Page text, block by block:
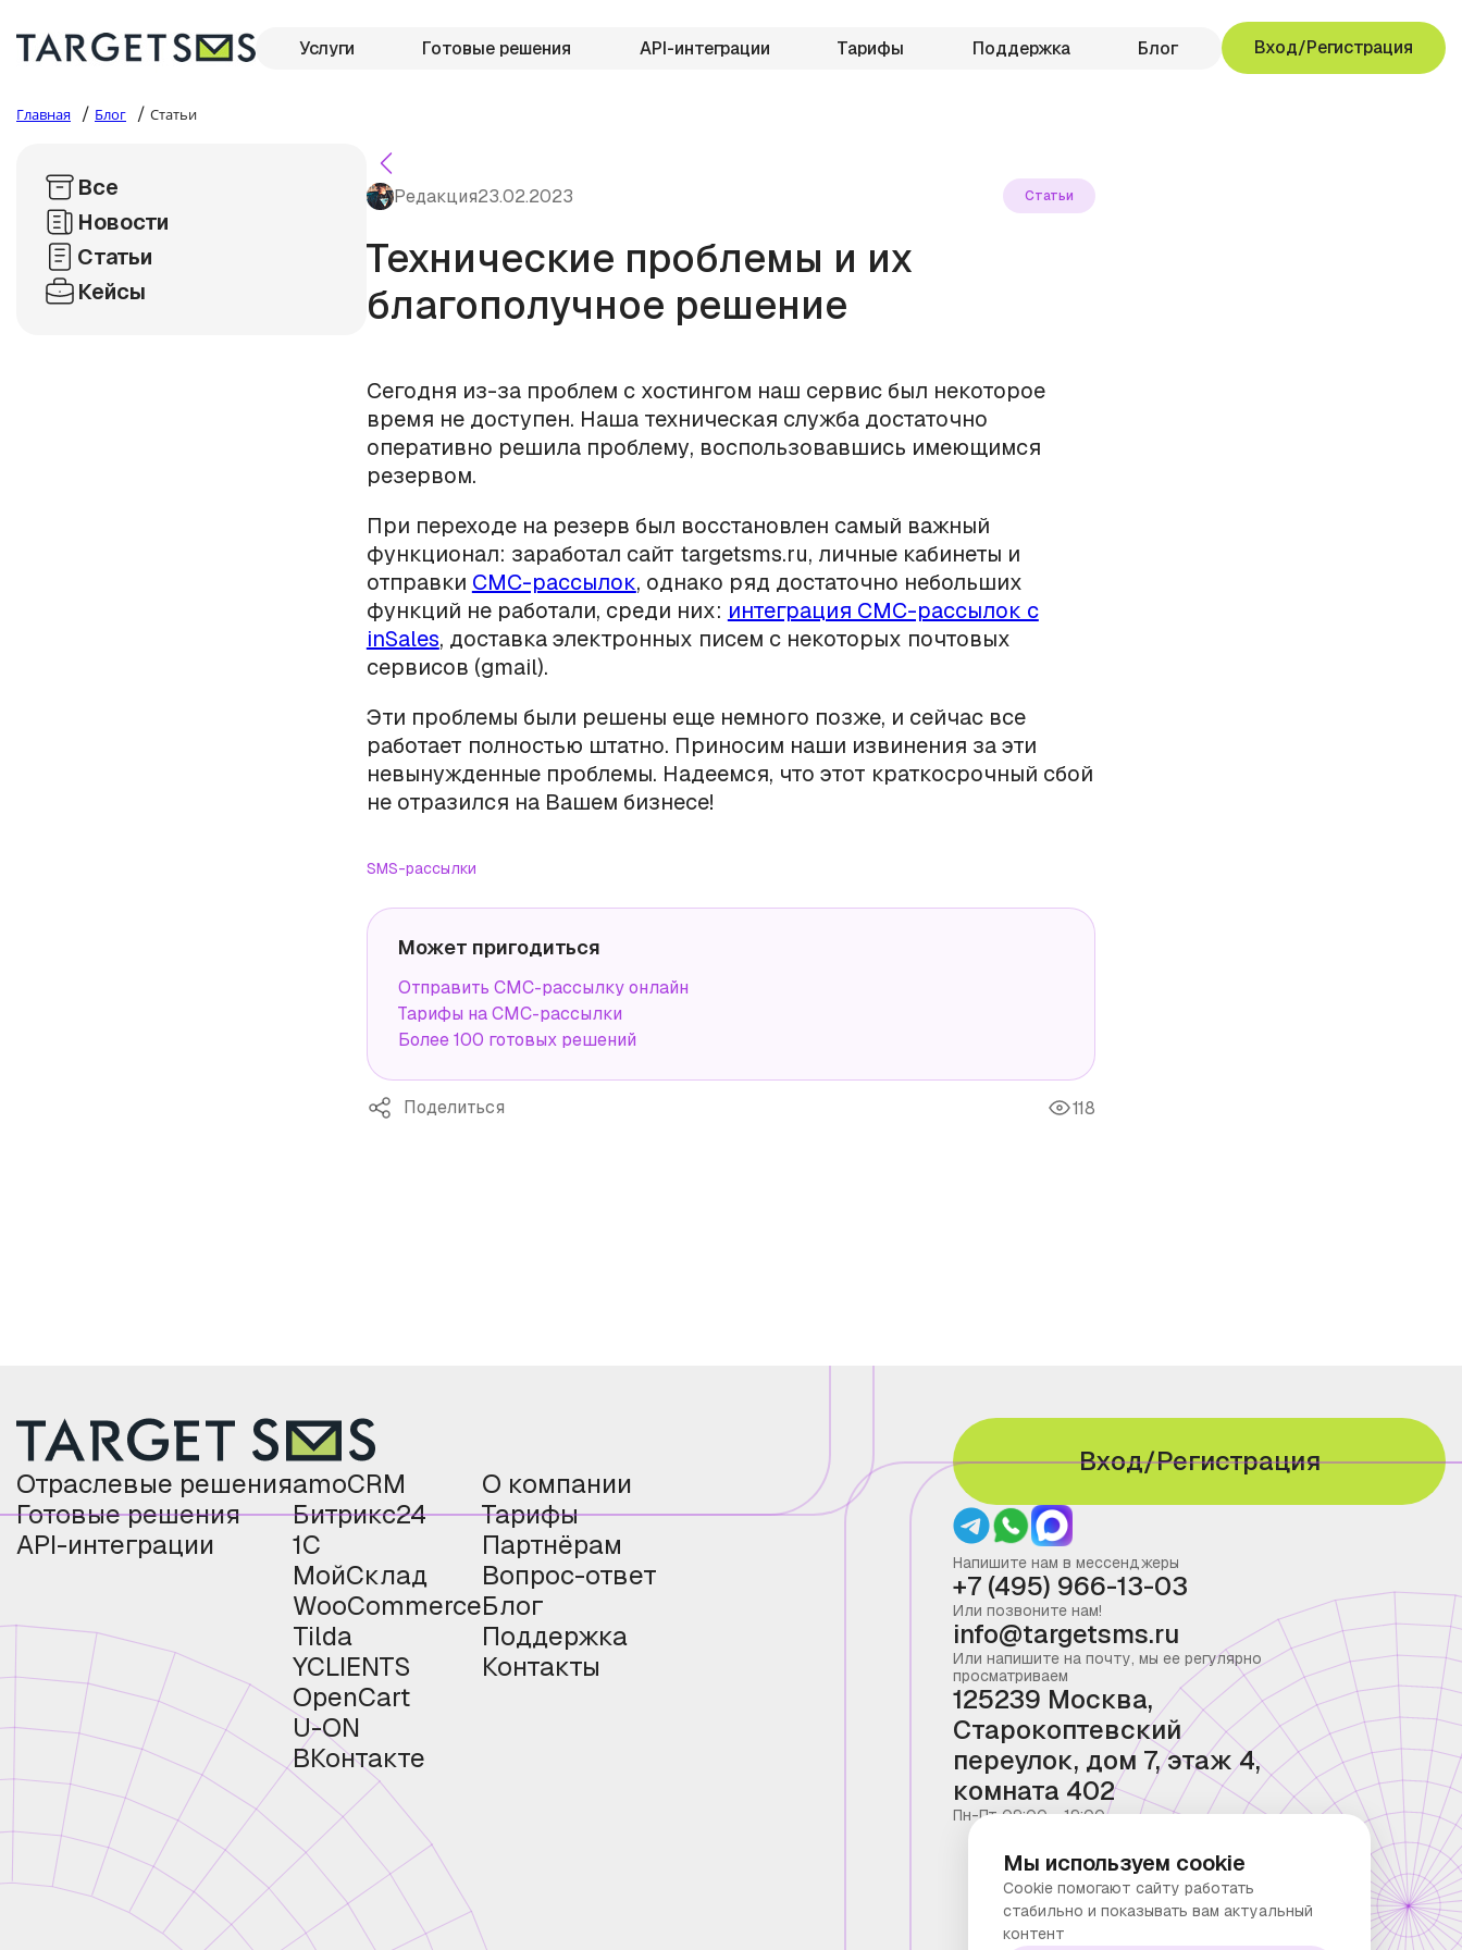
Услуги Готовые решения API-интеграции Тарифы Поддержка Блог Вход/Регистрация
Главная / Блог / Статьи
Все
Новости
Статьи
Кейсы
Редакция23.02.2023 Статьи
Технические проблемы и их
благополучное решение
Сегодня из-за проблем с хостингом наш сервис был некоторое
время не доступен. Наша техническая служба достаточно
оперативно решила проблему, воспользовавшись имеющимся
резервом.
При переходе на резерв был восстановлен самый важный
функционал: заработал сайт targetsms.ru, личные кабинеты и
отправки СМС-рассылок, однако ряд достаточно небольших
функций не работали, среди них: интеграция СМС-рассылок с
inSales, доставка электронных писем с некоторых почтовых
сервисов (gmail).
Эти проблемы были решены еще немного позже, и сейчас все
работает полностью штатно. Приносим наши извинения за эти
невынужденные проблемы. Надеемся, что этот краткосрочный сбой
не отразился на Вашем бизнесе!
SMS-рассылки
Может пригодиться
Отправить СМС-рассылку онлайн
Тарифы на СМС-рассылки
Более 100 готовых решений
Поделиться 118
Отраслевые решения
Готовые решения
API-интеграции
amoCRM
Битрикс24
1С
МойСклад
WooCommerce
Tilda
YCLIENTS
OpenCart
U-ON
ВКонтакте
О компании
Тарифы
Партнёрам
Вопрос-ответ
Блог
Поддержка
Контакты
Вход/Регистрация
Напишите нам в мессенджеры
+7 (495) 966-13-03
Или позвоните нам!
info@targetsms.ru
Или напишите на почту, мы ее регулярно
просматриваем
125239 Москва,
Старокоптевский
переулок, дом 7, этаж 4,
комната 402
Пн-Пт 09:00 - 19:00
Мы используем cookie
Cookie помогают сайту работать
стабильно и показывать вам актуальный
контент